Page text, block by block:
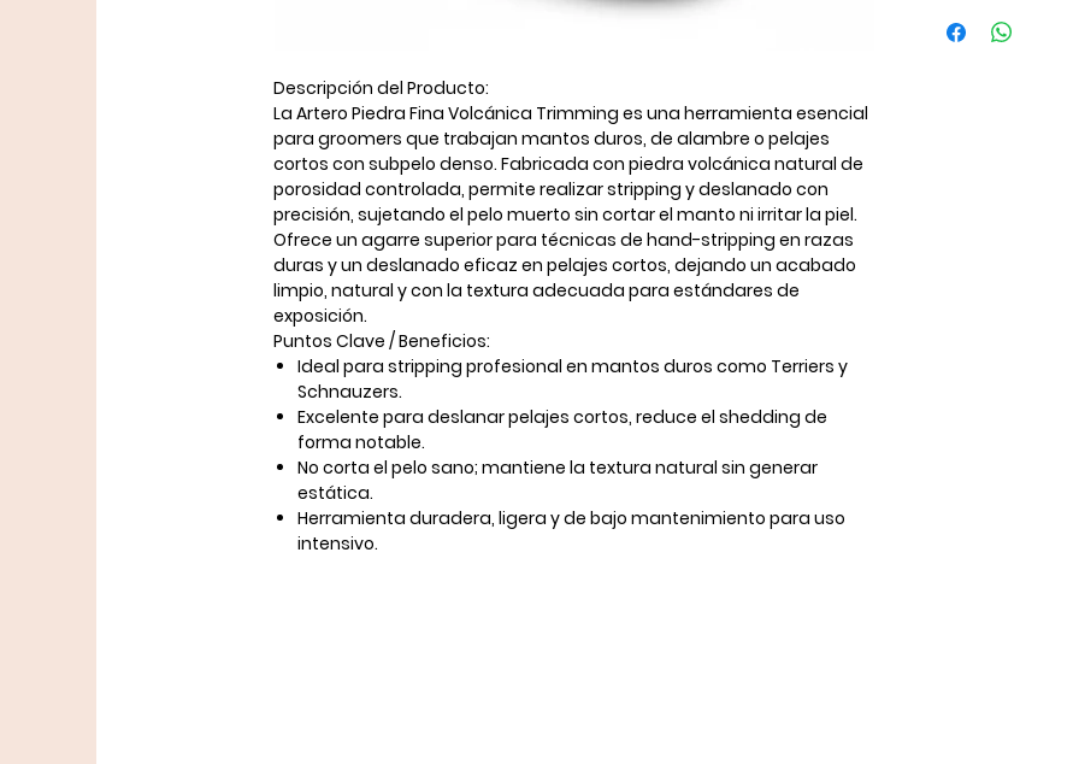
Descripción del Producto:
La Artero Piedra Fina Volcánica Trimming es una herramienta esencial
para groomers que trabajan mantos duros, de alambre o pelajes
cortos con subpelo denso. Fabricada con piedra volcánica natural de
porosidad controlada, permite realizar stripping y deslanado con
precisión, sujetando el pelo muerto sin cortar el manto ni irritar la piel.
Ofrece un agarre superior para técnicas de hand-stripping en razas
duras y un deslanado eficaz en pelajes cortos, dejando un acabado
limpio, natural y con la textura adecuada para estándares de
exposición.
Puntos Clave / Beneficios:
Ideal para stripping profesional en mantos duros como Terriers y
Schnauzers.
Excelente para deslanar pelajes cortos, reduce el shedding de
forma notable.
No corta el pelo sano; mantiene la textura natural sin generar
estática.
Herramienta duradera, ligera y de bajo mantenimiento para uso
intensivo.
El producto no
Calidad del
almacén el cual